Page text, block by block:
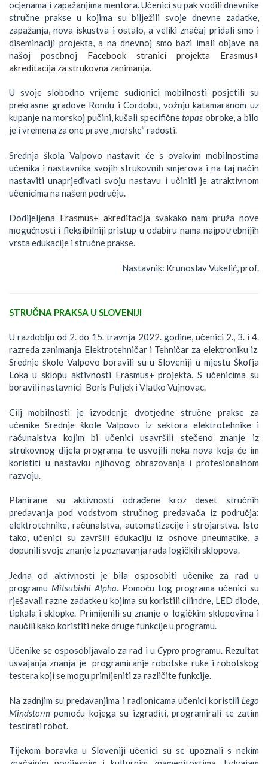
ocjenama i zapažanjima mentora. Učenici su pak vodili dnevnike
stručne prakse u kojima su bilježili svoje dnevne zadatke,
zapažanja, nova iskustva i ostalo, a veliki značaj pridali smo i
diseminaciji projekta, a na dnevnoj smo bazi imali objave na
našoj posebnoj Facebook stranici projekta Erasmus+
akreditacija za strukovna zanimanja
U svoje slobodno vrijeme sudionici mobilnosti posjetili su
prekrasne gradove Rondu i Cordobu, vožnju katamaranom uz
kupanje na morskoj pučini, kušali specifičnetapas obroke, a bilo
je i vremena za one prave „morske“ radosti.
Srednja škola Valpovo nastavit će s ovakvim mobilnostima
učenika i nastavnika svojih strukovnih smjerova i na taj način
nastaviti unaprjeđivati svoju nastavu i učiniti je atraktivnom
učenicima na našem području.
Dodijeljena Erasmus+ akreditacija svakako nam pruža nove
mogućnosti i fleksibilniji pristup u odabiru nama najpotrebnijih
vrsta edukacije i stručne prakse.
Nastavnik: Krunoslav Vukelić, prof.
STRUČNA PRAKSA U SLOVENIJI
U razdoblju od 2. do 15. travnja 2022. godine, učenici 2., 3. i 4.
razreda zanimanja Elektrotehničar i Tehničar za elektroniku iz
Srednje škole Valpovo boravili su u Sloveniji u mjestu Škofja
Loka u sklopu aktivnosti Erasmus+ projekta. S učenicima su
boravili nastavnici Boris Puljek i Vlatko Vujnovac.
Cilj mobilnosti je izvođenje dvotjedne stručne prakse za
učenike Srednje škole Valpovo iz sektora elektrotehnike i
računalstva kojim bi učenici usavršili stečeno znanje iz
strukovnog dijela programa te usvojili neka nova koja će im
koristiti u nastavku njihovog obrazovanja i profesionalnom
razvoju.
Planirane su aktivnosti odrađene kroz deset stručnih
predavanja pod vodstvom stručnog predavača iz područja:
elektrotehnike, računalstva, automatizacije i strojarstva. Isto
tako, učenici su završili edukaciju iz osnove pneumatike, a
dopunili svoje znanje iz poznavanja rada logičkih sklopova.
Jedna od aktivnosti je bila osposobiti učenike za rad u
programu Mitsubishi Alpha . Pomoću tog programa učenici su
rješavali razne zadatke u kojima su koristili cilindre, LED diode,
tipkala i sklopke. Primijenili su znanje o logičkim sklopovima i
naučili kako koristiti neke druge funkcije u programu.
Učenike se osposobljavalo za rad i u Cypro programu. Rezultat
usvajanja znanja je programiranje robotske ruke i robotskog
testera koji se mogu primijeniti za različite funkcije.
Na zadnjim su predavanjima i radionicama učenici koristili Lego
Mindstorm pomoću kojega su izgraditi, programirali te zatim
testirati robot.
Tijekom boravka u Sloveniji učenici su se upoznali s nekim